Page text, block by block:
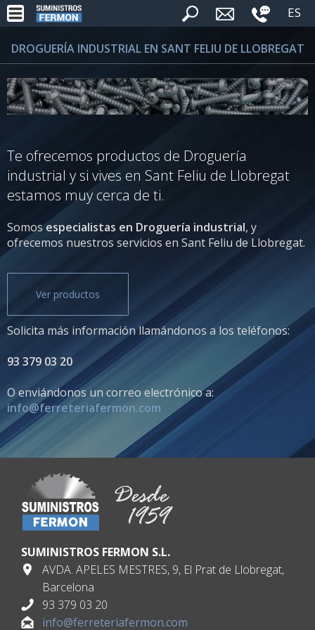
ES
DROGUERÍA INDUSTRIAL EN SANT FELIU DE LLOBREGAT
Te ofrecemos productos de Droguería
industrial y si vives en Sant Feliu de Llobregat
estamos muy cerca de ti.
Somosespecialistas en Droguería industrial, y
ofrecemos nuestros servicios en Sant Feliu de Llobregat.
Ver productos
Solicita más información llamándonos a los teléfonos:
93 379 03 20
O enviándonos un correo electrónico a:
info@ferreteriafermon.com
SUMINISTROS FERMON S.L.
AVDA. APELES MESTRES, 9, El Prat de Llobregat,
Barcelona
93 379 03 20
info@ferreteriafermon.com